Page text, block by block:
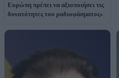
Ευρώπη πρέπει να αξιοποιήσει τις
δυνατότητες του ραδιοφάσματος»